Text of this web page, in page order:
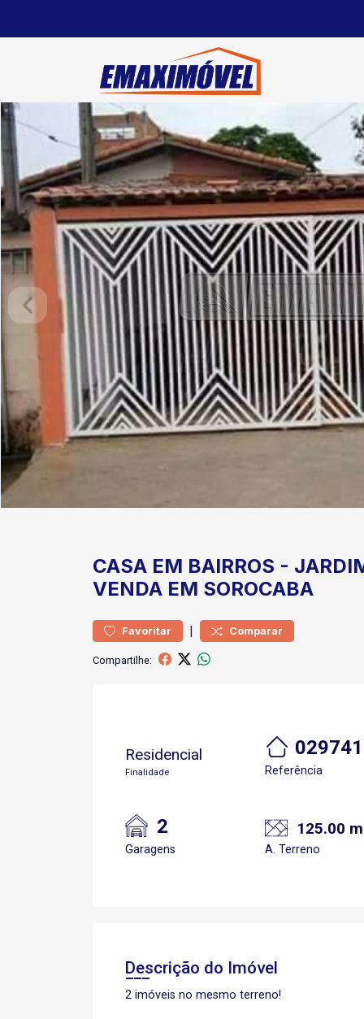
CASA EM BAIRROS -
VENDA EM SOROCABA
Favoritar | Comparar
Compartilhe:
Residencial
Finalidade
029741
Referência
2
Garagens
125.00
A. Terreno
Descrição do Imóvel
2 imóveis no mesmo terreno!